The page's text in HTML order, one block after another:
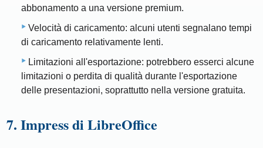
abbonamento a una versione premium.
Velocità di caricamento: alcuni utenti segnalano tempi
di caricamento relativamente lenti.
Limitazioni all'esportazione: potrebbero esserci alcune
limitazioni o perdita di qualità durante l'esportazione
delle presentazioni, soprattutto nella versione gratuita.
7. Impress di LibreOffice